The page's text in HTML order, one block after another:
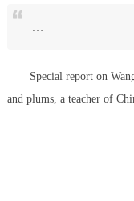
…
Special report on
and plums, a teacher of